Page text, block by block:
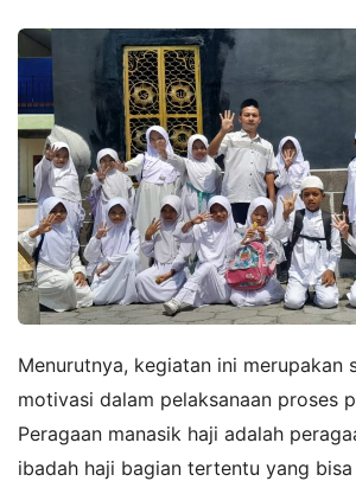
Menurutnya, kegiatan ini merupakan
motivasi dalam pelaksanaan proses
Peragaan manasik haji adalah
ibadah haji bagian tertentu yang